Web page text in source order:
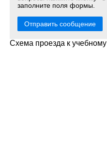
заполните поля формы.
Отправить сообщение
Схема проезда к